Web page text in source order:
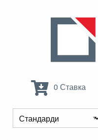
0 Ставка